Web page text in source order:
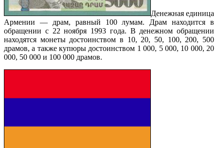
Денежная единица
Армении — драм, равный 100 лумам. Драм находится в
обращении с 22 ноября 1993 года. В денежном обращении
находятся монеты достоинством в 10, 20, 50, 100, 200, 500
драмов, а также купюры достоинством 1 000, 5 000, 10 000, 20
000, 50 000 и 100 000 драмов.